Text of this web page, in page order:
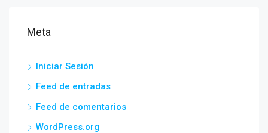
Meta
Iniciar Sesión
Feed de entradas
Feed de comentarios
WordPress.org